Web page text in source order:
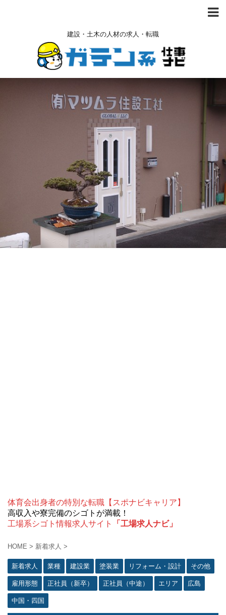
建設・土木の人材の求人・転職
体育会出身者の特別な転職【スポナビキャリア】
高収入や寮完備のシゴトが満載！
工場系シゴト情報求人サイト
「工場求人ナビ」
HOME > 新着求人 >
新着求人 業種 建設業 塗装業 リフォーム・設計 その他
雇用形態 正社員（新卒） 正社員（中途） エリア 広島
中国・四国